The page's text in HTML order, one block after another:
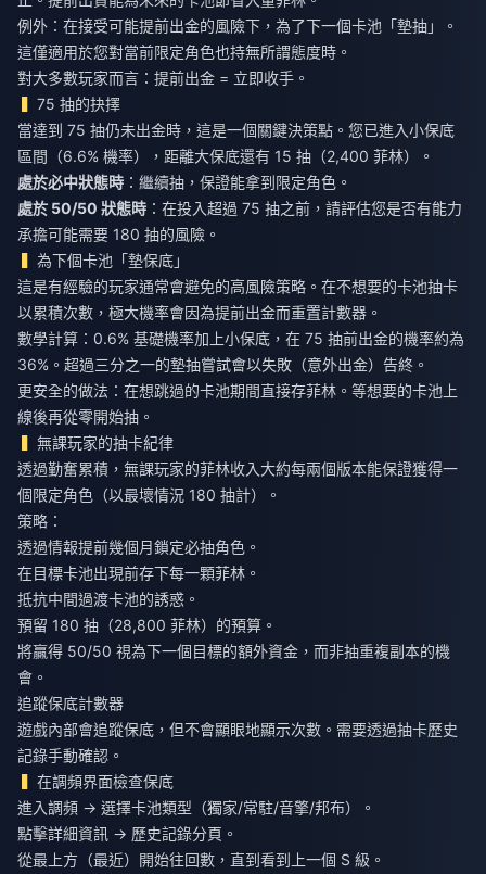
例外：在接受可能提前出金的風險下，為了下一個卡池「墊抽」。
這僅適用於您對當前限定角色也持無所謂態度時。
對大多數玩家而言：提前出金 = 立即收手。
75 抽的抉擇
當達到 75 抽仍未出金時，這是一個關鍵決策點。您已進入小保底
區間（6.6% 機率），距離大保底還有 15 抽（2,400 菲林）。
處於必中狀態時 ：繼續抽，保證能拿到限定角色。
處於 50/50 狀態時 ：在投入超過 75 抽之前，請評估您是否有能力
承擔可能需要 180 抽的風險。
為下個卡池「墊保底」
這是有經驗的玩家通常會避免的高風險策略。在不想要的卡池抽卡
以累積次數，極大機率會因為提前出金而重置計數器。
數學計算：0.6% 基礎機率加上小保底，在 75 抽前出金的機率約為
36%。超過三分之一的墊抽嘗試會以失敗（意外出金）告終。
更安全的做法：在想跳過的卡池期間直接存菲林。等想要的卡池上
線後再從零開始抽。
無課玩家的抽卡紀律
透過勤奮累積，無課玩家的菲林收入大約每兩個版本能保證獲得一
個限定角色（以最壞情況 180 抽計）。
策略：
透過情報提前幾個月鎖定必抽角色。
在目標卡池出現前存下每一顆菲林。
抵抗中間過渡卡池的誘惑。
預留 180 抽（28,800 菲林）的預算。
將贏得 50/50 視為下一個目標的額外資金，而非抽重複副本的機
會。
追蹤保底計數器
遊戲內部會追蹤保底，但不會顯眼地顯示次數。需要透過抽卡歷史
記錄手動確認。
在調頻界面檢查保底
進入調頻 → 選擇卡池類型（獨家/常駐/音擎/邦布）。
點擊詳細資訊 → 歷史記錄分頁。
從最上方（最近）開始往回數，直到看到上一個 S 級。